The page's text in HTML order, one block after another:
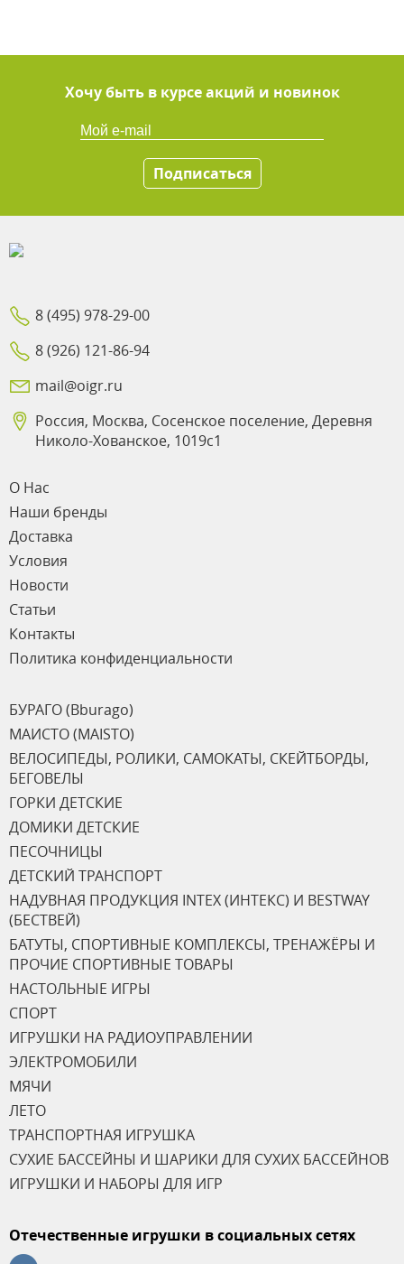
Хочу быть в курсе акций и новинок
Подписаться
8 (495) 978-29-00
8 (926) 121-86-94
mail@oigr.ru
Россия, Москва, Сосенское поселение, Деревня
Николо-Хованское, 1019с1
О Нас
Наши бренды
Доставка
Условия
Новости
Статьи
Контакты
Политика конфиденциальности
БУРАГО (Bburago)
МАИСТО (MAISTO)
ВЕЛОСИПЕДЫ, РОЛИКИ, САМОКАТЫ, СКЕЙТБОРДЫ,
БЕГОВЕЛЫ
ГОРКИ ДЕТСКИЕ
ДОМИКИ ДЕТСКИЕ
ПЕСОЧНИЦЫ
ДЕТСКИЙ ТРАНСПОРТ
НАДУВНАЯ ПРОДУКЦИЯ INTEX (ИНТЕКС) И BESTWAY
(БЕСТВЕЙ)
БАТУТЫ, СПОРТИВНЫЕ КОМПЛЕКСЫ, ТРЕНАЖЁРЫ И
ПРОЧИЕ СПОРТИВНЫЕ ТОВАРЫ
НАСТОЛЬНЫЕ ИГРЫ
СПОРТ
ИГРУШКИ НА РАДИОУПРАВЛЕНИИ
ЭЛЕКТРОМОБИЛИ
МЯЧИ
ЛЕТО
ТРАНСПОРТНАЯ ИГРУШКА
СУХИЕ БАССЕЙНЫ И ШАРИКИ ДЛЯ СУХИХ БАССЕЙНОВ
ИГРУШКИ И НАБОРЫ ДЛЯ ИГР
Отечественные игрушки в социальных сетях